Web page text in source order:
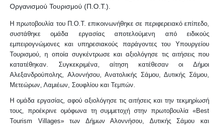
Οργανισμού Τουρισμού (Π.Ο.Τ.).
Η πρωτοβουλία του Π.Ο.Τ. επικοινωνήθηκε σε περιφερειακό επίπεδο,
συστάθηκε ομάδα εργασίας αποτελούμενη από ειδικούς
εμπειρογνώμονες και υπηρεσιακούς παράγοντες του Υπουργείου
Τουρισμού, η οποία συγκέντρωσε και αξιολόγησε τις αιτήσεις που
κατατέθηκαν. Συγκεκριμένα, αίτηση κατέθεσαν οι Δήμοι
Αλεξανδρούπολης, Αλοννήσου, Ανατολικής Σάμου, Δυτικής Σάμου,
Μετεώρων, Λαμιέων, Σουφλίου και Τεμπών.
Η ομάδα εργασίας, αφού αξιολόγησε τις αιτήσεις και την τεκμηρίωσή
τους, προέκρινε ομόφωνα τη συμμετοχή στην πρωτοβουλία «Best
Tourism Villages» των Δήμων Αλοννήσου, Δυτικής Σάμου και